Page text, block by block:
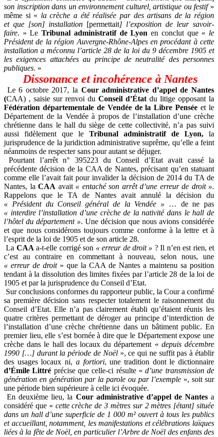
son inscription dans un environnement culturel, artistique ou festif»
même si « la crèche a été réalisée par des artisans de la région
et que [son] installation [permettait] l’exposition de leur savoir-
faire. » LeTribunal administratif de Lyon en conclut que « le
Président de la région Auvergne-Rhône-Alpes en procédant à cette
installation a méconnu l’article 28 de la loi du 9 décembre 1905 et
les exigences attachées au principe de neutralité des personnes
publiques. »
Dissonance et incohérence à Nantes
Le 6 octobre 2017, la Cour administrative d’appel de Nantes
(CAA) , saisie sur renvoi du Conseil d’Étatdu litige opposant la
Fédération départementale de Vendée de la Libre Pensée et le
Département de la Vendée à propos de l’installation d’une crèche
chrétienne dans le hall du siège de cette collectivité, n’a pas suivi
aussi fidèlement que le Tribunal administratif de Lyon, la
jurisprudence de la juridiction administrative suprême, qu’elle a feint
néanmoins de respecter sans pour autant se déjuger.
Pourtant l’arrêt n° 395223 du Conseil d’Etat avait cassé la
précédente décision de la CAA de Nantes, précisant qu’en statuant
comme elle l’avait fait pour invalider la décision de 2014 du TA de
Nantes, la CAA avait « entaché son arrêt d’une erreur de droit ».
Rappelons que le TA de Nantes avait annulé la décision du
« Président du Conseil général de la Vendée » … de ne pas
« interdire l’installation d’une crèche de la nativité dans le hall de
l’hôtel du département ». Une décision que nous avions considérée
et que nous considérons toujours comme conforme à la lettre et à
l’esprit de la loi de 1905 et de son article 28.
La CAAa-t-elle corrigé son « erreur de droit » ? Il n’en est rien, et
c’est au contraire en commettant à nouveau, selon nous, une
« erreur de droit» que la CAA de Nantes a maintenu sa position
tendant à la dissolution des limites fixées par l’article 28 de la loi de
1905 et par la jurisprudence du Conseil d’Etat.
Sur conclusions conformes du rapporteur public, la Cour a confirmé
sa première décision sans respecter totalement le raisonnement du
Conseil d’Etat. Elle n’a pas clairement établi qu’étaient réunis les
quatre critères permettant de déroger au principe d’interdiction de
l’installation d’une crèche chrétienne dans un bâtiment public. En
premier lieu, elle s’est bornée à dire que le Département expose une
crèche dans le hall des locaux du département « depuis décembre
1990 […] durant la période de Noël», ce qui ne suffit pas à établir
des usages locaux ni, a fortiori, une tradition dont le dictionnaire
d’Émile Littré précise que celle-ci résulte «d’une transmission de
génération en génération par la parole ou par l’exemple », soit sur
une période bien supérieure à celle ici évoquée.
En deuxième lieu, la Cour administrative d’appel de Nantesa
considéré que « cette crèche de 3 mètres sur 2 mètres [étant] située
dans un hall d’une superficie de 1 000 m² ouvert à tous les publics
et accueillant, notamment, les manifestations et célébrations laïques
liées à la fête de Noël, en particulier l’Arbre de Noël des enfants des